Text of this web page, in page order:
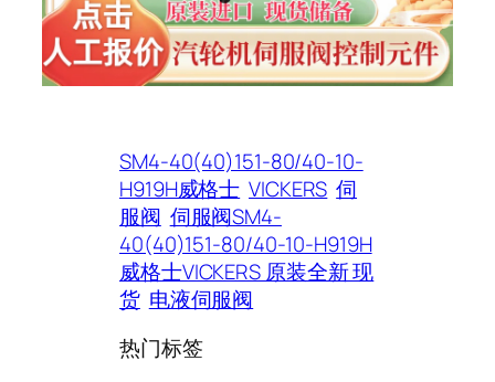
SM4-40(40)151-80/40-10-
H919H威格士 VICKERS 伺
服阀 伺服阀SM4-
40(40)151-80/40-10-H919H
威格士VICKERS 原装全新 现
货 电液伺服阀
热门标签